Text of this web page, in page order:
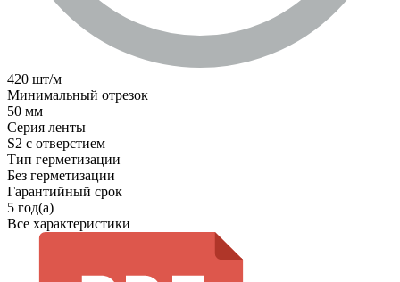
420 шт/м
Минимальный отрезок
50 мм
Серия ленты
S2 с отверстием
Тип герметизации
Без герметизации
Гарантийный срок
5 год(а)
Все характеристики